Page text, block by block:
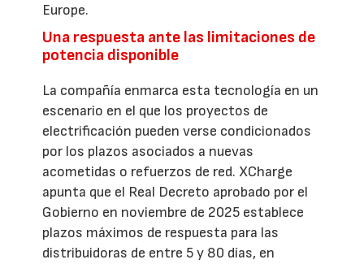
Europe.
Una respuesta ante las limitaciones de
potencia disponible
La compañía enmarca esta tecnología en un
escenario en el que los proyectos de
electrificación pueden verse condicionados
por los plazos asociados a nuevas
acometidas o refuerzos de red. XCharge
apunta que el Real Decreto aprobado por el
Gobierno en noviembre de 2025 establece
plazos máximos de respuesta para las
distribuidoras de entre 5 y 80 días, en